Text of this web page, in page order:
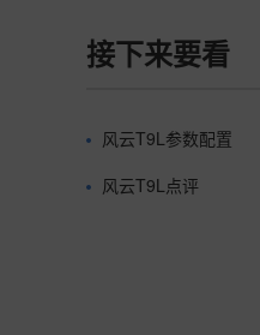
接下来要看
风云T9L参数配置
风云T9L点评